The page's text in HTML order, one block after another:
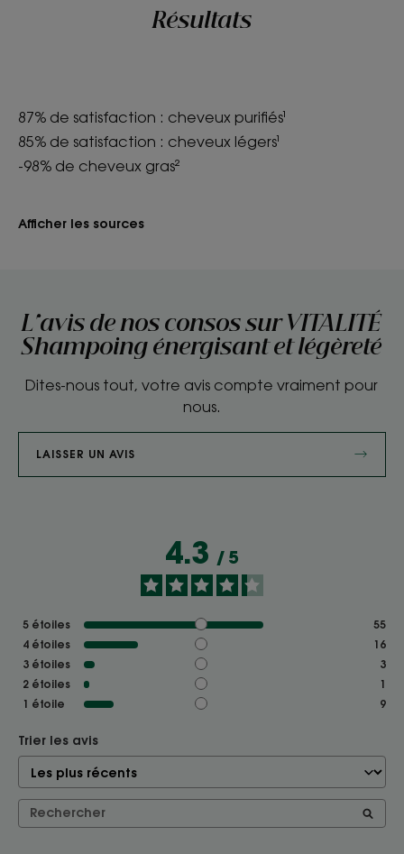
Résultats
87% de satisfaction : cheveux purifiés¹
85% de satisfaction : cheveux légers¹
-98% de cheveux gras²
Afficher les sources
L'avis de nos consos sur VITALITÉ
Shampoing énergisant et légèreté
Dites-nous tout, votre avis compte vraiment pour
nous.
LAISSER UN AVIS
4.3 / 5
5 étoiles
55
4 étoiles
16
3 étoiles
3
2 étoiles
1
1 étoile 9
Trier les avis